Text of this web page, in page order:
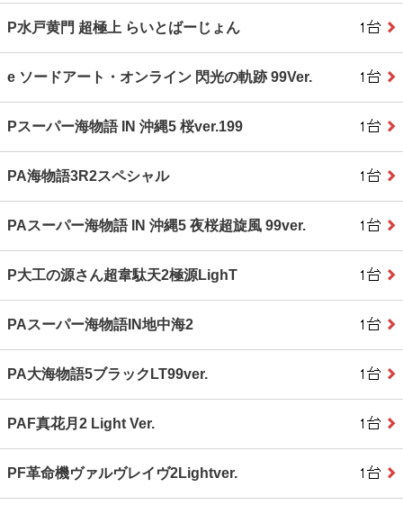
P水戸黄門 超極上 らいとばーじょん
e ソードアート・オンライン 閃光の軌跡 99Ver.
Pスーパー海物語 IN 沖縄5 桜ver.199
PA海物語3R2スペシャル
PAスーパー海物語 IN 沖縄5 夜桜超旋風 99ver.
P大工の源さん超韋駄天2極源LighT
PAスーパー海物語IN地中海2
PA大海物語5ブラックLT99ver.
PAF真花月2 Light Ver.
PF革命機ヴァルヴレイヴ2Lightver.